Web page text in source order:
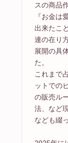
スの商品
『お金は
出来たこ
連の在り
展開の具
た。
これまで
ットでの
の販売ル
法、など
なども綴